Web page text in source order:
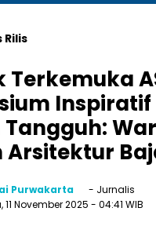
Rilis
Terkemuka
Tangguh:
Arsitektur
Purwakarta
- Jurnalis
11 November 2025 - 04:41 WIB